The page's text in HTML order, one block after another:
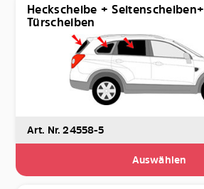
Heckscheibe + Seitenscheiben+
Türscheiben
Art. Nr. 24558-5
Auswählen